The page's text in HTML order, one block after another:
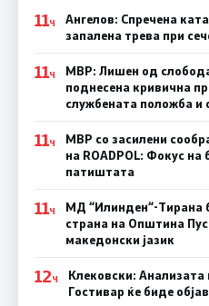
11Ч
Ангелов: Спречена
запалена трева при
11Ч
МВР: Лишен од
поднесена кривична
службената положба и
11Ч
МВР со засилени
на ROADPOL: Фокус
патиштата
11Ч
МД “Илинден“-Тирана
страна на Општина
македонски јазик
12Ч
Клековски:
Гостивар ќе биде